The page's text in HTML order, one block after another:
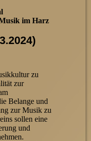
im Harz
zu
zur
Belange und
zur Musik zu
sollen eine
und